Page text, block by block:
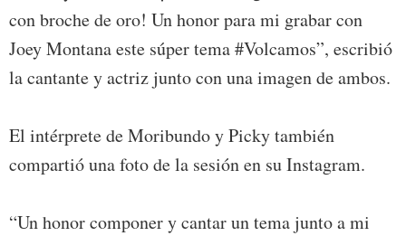
con broche de oro! Un honor para mi grabar con
Joey Montana este súper tema #Volcamos”, escribió
la cantante y actriz junto con una imagen de ambos.
El intérprete de Moribundo y Picky también
compartió una foto de la sesión en su Instagram.
“Un honor componer y cantar un tema junto a mi